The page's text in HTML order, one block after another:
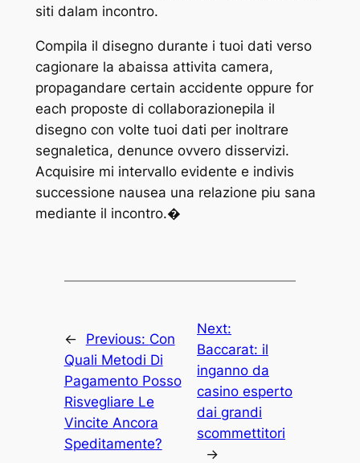
siti dalam incontro.
Compila il disegno durante i tuoi dati verso
cagionare la abaissa attivita camera,
propagandare certain accidente oppure for
each proposte di collaborazionepila il
disegno con volte tuoi dati per inoltrare
segnaletica, denunce ovvero disservizi.
Acquisire mi intervallo evidente e indivis
successione nausea una relazione piu sana
mediante il incontro.�
← Previous: Con
Quali Metodi Di
Pagamento Posso
Risvegliare Le
Vincite Ancora
Speditamente?
Next:
Baccarat: il
inganno da
casino esperto
dai grandi
scommettitori
→